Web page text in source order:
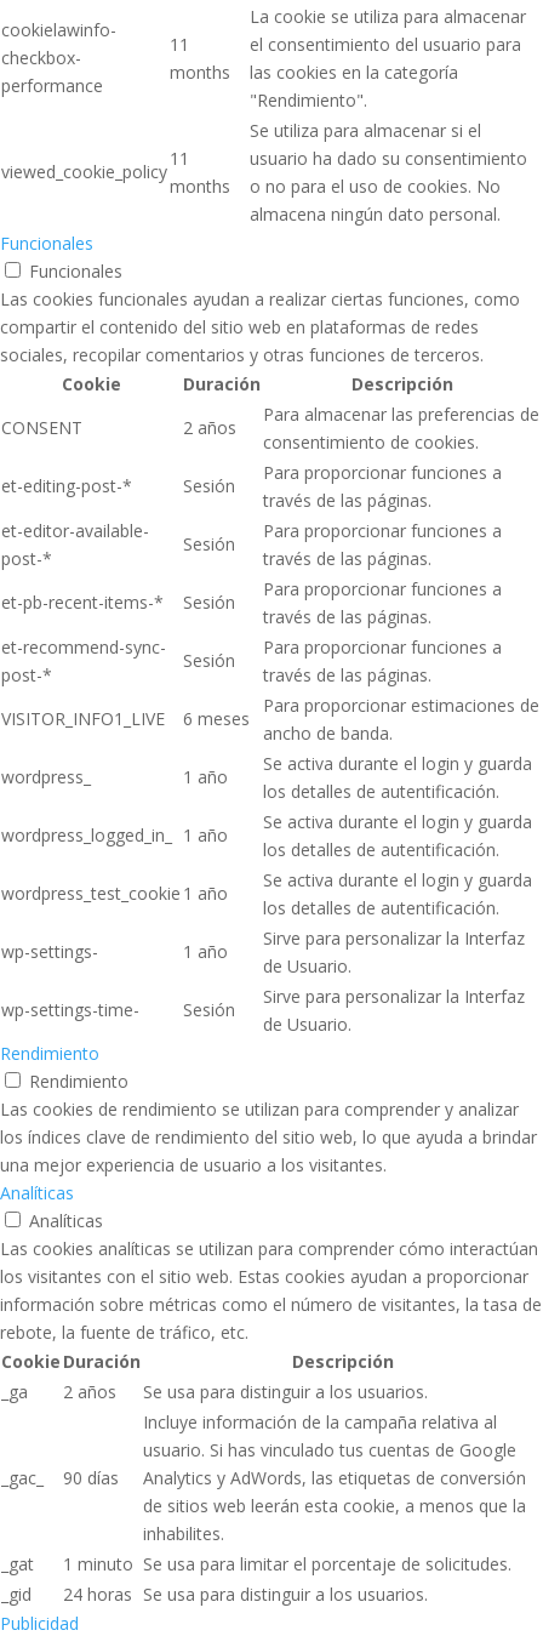
cookielawinfo-
checkbox-
performance
11
months
La cookie se utiliza para almacenar
el consentimiento del usuario para
las cookies en la categoría
"Rendimiento".
viewed_cookie_policy
11
months
Se utiliza para almacenar si el
usuario ha dado su consentimiento
o no para el uso de cookies. No
almacena ningún dato personal.
Funcionales
Funcionales
Las cookies funcionales ayudan a realizar ciertas funciones, como
compartir el contenido del sitio web en plataformas de redes
sociales, recopilar comentarios y otras funciones de terceros.
Cookie
Duración
Descripción
CONSENT
2 años
Para almacenar las preferencias de
consentimiento de cookies.
et-editing-post-*
Sesión
Para proporcionar funciones a
través de las páginas.
et-editor-available-
post-*
Sesión
Para proporcionar funciones a
través de las páginas.
et-pb-recent-items-*
Sesión
Para proporcionar funciones a
través de las páginas.
et-recommend-sync-
post-*
Sesión
Para proporcionar funciones a
través de las páginas.
VISITOR_INFO1_LIVE
6 meses
Para proporcionar estimaciones de
ancho de banda.
wordpress_
1 año
Se activa durante el login y guarda
los detalles de autentificación.
wordpress_logged_in_
1 año
Se activa durante el login y guarda
los detalles de autentificación.
wordpress_test_cookie 1 año
Se activa durante el login y guarda
los detalles de autentificación.
wp-settings-
1 año
Sirve para personalizar la Interfaz
de Usuario.
wp-settings-time-
Sesión
Sirve para personalizar la Interfaz
de Usuario.
Rendimiento
Rendimiento
Las cookies de rendimiento se utilizan para comprender y analizar
los índices clave de rendimiento del sitio web, lo que ayuda a brindar
una mejor experiencia de usuario a los visitantes.
Analíticas
Analíticas
Las cookies analíticas se utilizan para comprender cómo interactúan
los visitantes con el sitio web. Estas cookies ayudan a proporcionar
información sobre métricas como el número de visitantes, la tasa de
rebote, la fuente de tráfico, etc.
Cookie Duración
Descripción
_ga
2 años Se usa para distinguir a los usuarios.
_gac_ 90 días
Incluye información de la campaña relativa al
usuario. Si has vinculado tus cuentas de Google
Analytics y AdWords, las etiquetas de conversión
de sitios web leerán esta cookie, a menos que la
inhabilites.
_gat
1 minuto Se usa para limitar el porcentaje de solicitudes.
_gid
24 horas Se usa para distinguir a los usuarios.
Publicidad